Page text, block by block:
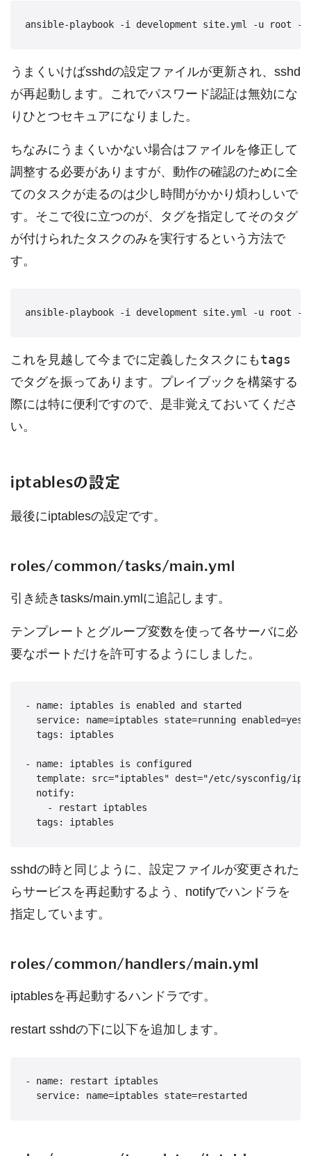
うまくいけばsshdの設定ファイルが更新され、sshd
が再起動します。これでパスワード認証は無効にな
りひとつセキュアになりました。
ちなみにうまくいかない場合はファイルを修正して
調整する必要がありますが、動作の確認のために全
てのタスクが走るのは少し時間がかかり煩わしいで
す。そこで役に立つのが、タグを指定してそのタグ
が付けられたタスクのみを実行するという方法で
す。
これを見越して今までに定義したタスクにも tags
でタグを振ってあります。プレイブックを構築する
際には特に便利ですので、是非覚えておいてくださ
い。
iptablesの設定
最後にiptablesの設定です。
roles/common/tasks/main.yml
引き続きtasks/main.ymlに追記します。
テンプレートとグループ変数を使って各サーバに必
要なポートだけを許可するようにしました。
- name: iptables is enabled and started
  service: name=iptables state=running enabled=yes
  tags: iptables
- name: iptables is configured
template: src="iptables" dest="/etc/sysconfig/
  notify:
    - restart iptables
sshdの時と同じように、設定ファイルが変更された
らサービスを再起動するよう、notifyでハンドラを
指定しています。
roles/common/handlers/main.yml
iptablesを再起動するハンドラです。
restart sshdの下に以下を追加します。
- name: restart iptables